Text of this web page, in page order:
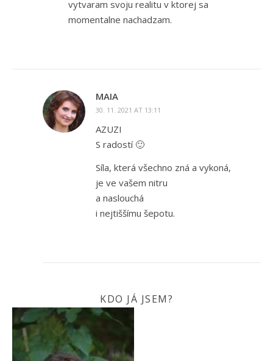
vytvaram svoju realitu v ktorej sa
momentalne nachadzam.
MAIA
30. 11. 2021 AT 13:11
AZUZI
S radostí 🙂
Síla, která všechno zná a vykoná,
je ve vašem nitru
a naslouchá
i nejtiššímu šepotu.
KDO JÁ JSEM?